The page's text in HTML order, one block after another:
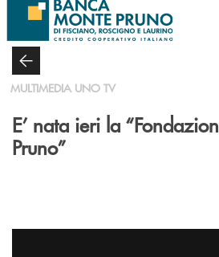
Salta al contenuto principale
MULTIMEDIA UNO TV
E’ nata ieri la
Pruno”